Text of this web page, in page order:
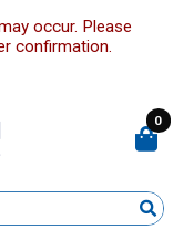
occur. Please
confirmation.
0